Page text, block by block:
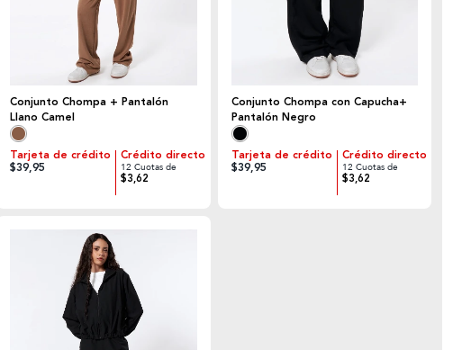
Conjunto Chompa + Pantalón
Llano Camel
Tarjeta de crédito
$39,95
Crédito directo
12 Cuotas de
$3,62
Conjunto Chompa con Capucha+
Pantalón Negro
Tarjeta de crédito
$39,95
Crédito directo
12 Cuotas de
$3,62